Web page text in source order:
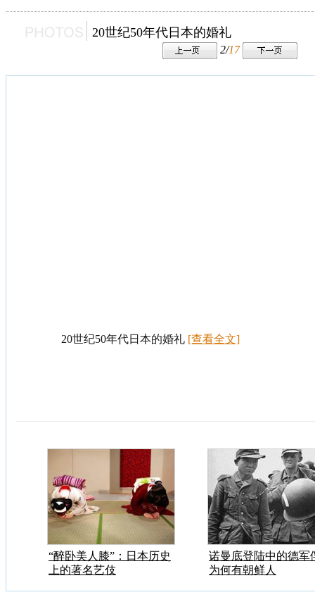
20世纪50年代日本的婚礼
2/17
20世纪50年代日本的婚礼 [查看全文]
“醉卧美人膝”：日本历史
上的著名艺伎
诺曼底登陆中的德军
为何有朝鲜人